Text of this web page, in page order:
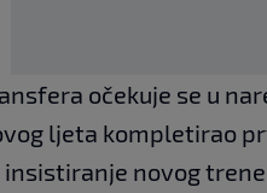
očekuje se u
ljeta kompletirao
insistiranje novog